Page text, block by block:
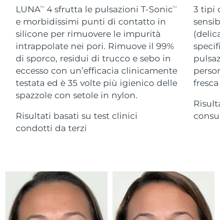
LUNATM 4 sfrutta le pulsazioni T-SonicTM
e morbidissimi punti di contatto in
silicone per rimuovere le impurità
intrappolate nei pori. Rimuove il 99%
di sporco, residui di trucco e sebo in
eccesso con un’efficacia clinicamente
testata ed è 35 volte più igienico delle
spazzole con setole in nylon.
Risultati basati su test clinici
condotti da terzi
3 tipi
For healthy hair
18% PAP
Cosmetici Uomini
Vedi tutto
APP FOREO
Israele Consegna stimata 8/14/26
Italia Consegna stimata 8/10/26
Giappone Consegna stimata 8/13/26
Jersey Consegna stimata 8/15/26
8/12/26
Kuwait
Libano Consegna stimata8/11/26
Lituania Consegna stimata 8/10/26